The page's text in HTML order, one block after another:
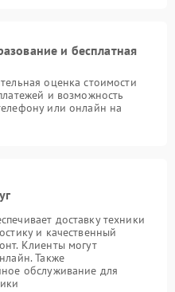
и бесплатная
оценка стоимости
и возможность
или онлайн на
доставку техники
и качественный
Клиенты могут
Также
обслуживание для